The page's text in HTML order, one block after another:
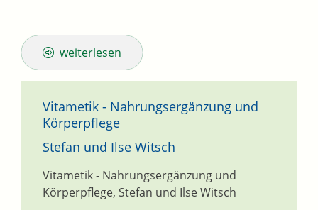
weiterlesen
Vitametik - Nahrungsergänzung und
Körperpflege
Stefan und Ilse Witsch
Vitametik - Nahrungsergänzung und
Körperpflege, Stefan und Ilse Witsch